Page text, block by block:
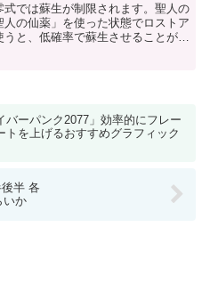
では蘇生が制限されます。聖人の
の仙薬」を使った状態でロストア
と、低確率で蘇生させることがで
バーパンク2077」効率的にフレー
トを上げるおすすめグラフィック
半 各
いか